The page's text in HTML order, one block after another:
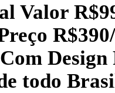
Valor
Design
todo